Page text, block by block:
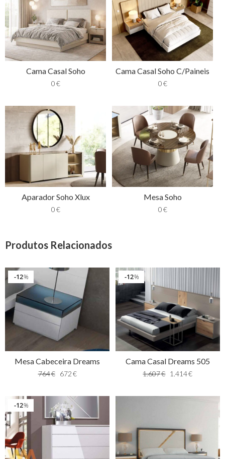
Cama Casal Soho
0€
Cama Casal Soho C/Paineis
0€
Aparador Soho Xlux
0€
Mesa Soho
0€
Produtos Relacionados
%
12
Mesa Cabeceira Dreams
764€ 672€
%
12
Cama Casal Dreams 505
1.607€ 1.414€
%
12